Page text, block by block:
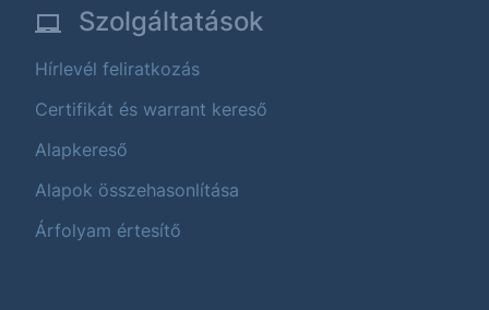
Szolgáltatások
Hírlevél feliratkozás
Certifikát és warrant kereső
Alapkereső
Alapok összehasonlítása
Árfolyam értesítő